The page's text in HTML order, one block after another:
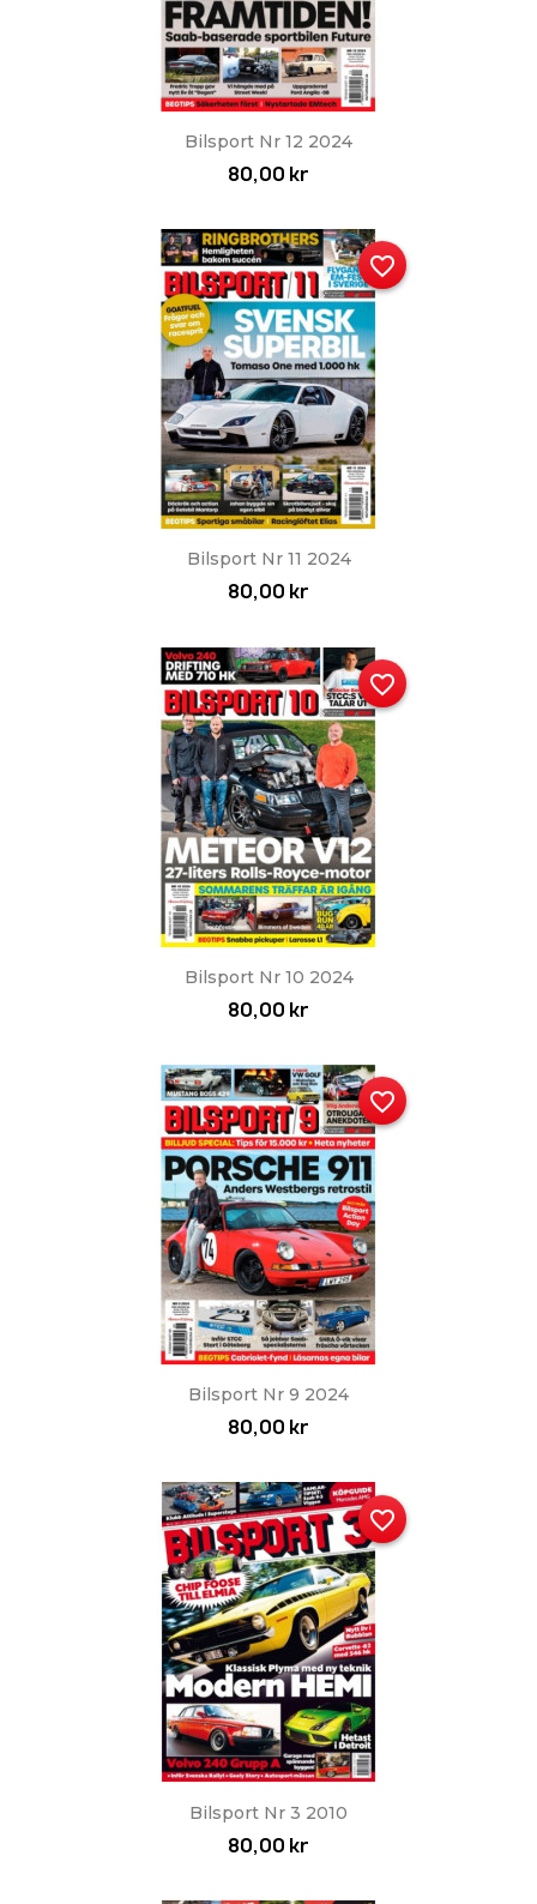
Bilsport Nr 12 2024
80,00 kr
Bilsport Nr 11 2024
80,00 kr
favorite_border
Bilsport Nr 10 2024
80,00 kr
favorite_border
Bilsport Nr 9 2024
80,00 kr
favorite_border
Bilsport Nr 3 2010
80,00 kr
favorite_border